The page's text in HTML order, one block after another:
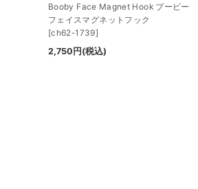
Booby Face Magnet Hook ブービー
フェイスマグネットフック
[ch62-1739]
2,750円(税込)